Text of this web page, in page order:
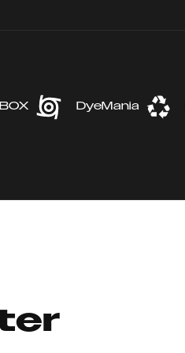
DyeMania